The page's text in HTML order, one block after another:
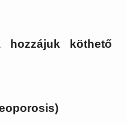
hozzájuk köthető